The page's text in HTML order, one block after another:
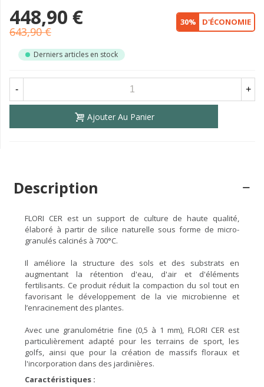
448,90 €
643,90 €
30% D'ÉCONOMIE
Derniers articles en stock
- +
Ajouter Au Panier
Description
FLORI CER est un support de culture de haute qualité,
élaboré à partir de silice naturelle sous forme de micro-
granulés calcinés à 700°C.
Il améliore la structure des sols et des substrats en
augmentant la rétention d'eau, d'air et d'éléments
fertilisants. Ce produit réduit la compaction du sol tout en
favorisant le développement de la vie microbienne et
l’enracinement des plantes.
Avec une granulométrie fine (0,5 à 1 mm), FLORI CER est
particulièrement adapté pour les terrains de sport, les
golfs, ainsi que pour la création de massifs floraux et
l'incorporation dans des jardinières.
Caractéristiques :